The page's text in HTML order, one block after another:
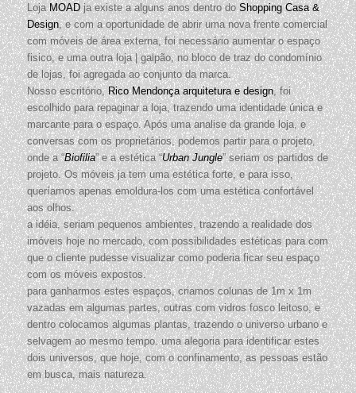
LojaMOADja existe a alguns anos dentro doShopping Casa &
Design, e com a oportunidade de abrir uma nova frente comercial
com móveis de área externa, foi necessário aumentar o espaço
fisico, e uma outra loja | galpão, no bloco de traz do condomínio
de lojas, foi agregada ao conjunto da marca.
Nosso escritório, Rico Mendonça arquitetura e design, foi
escolhido para repaginar a loja, trazendo uma identidade única e
marcante para o espaço. Após uma analise da grande loja, e
conversas com os proprietários, podemos partir para o projeto,
onde a “Biofilia” e a estética “Urban Jungle” seriam os partidos de
projeto. Os móveis ja tem uma estética forte, e para isso,
queríamos apenas emoldura-los com uma estética confortável
aos olhos.
a idéia, seriam pequenos ambientes, trazendo a realidade dos
imóveis hoje no mercado, com possibilidades estéticas para com
que o cliente pudesse visualizar como poderia ficar seu espaço
com os móveis expostos.
para ganharmos estes espaços, criamos colunas de 1m x 1m
vazadas em algumas partes, outras com vidros fosco leitoso, e
dentro colocamos algumas plantas, trazendo o universo urbano e
selvagem ao mesmo tempo. uma alegoria para identificar estes
dois universos, que hoje, com o confinamento, as pessoas estão
em busca, mais natureza.